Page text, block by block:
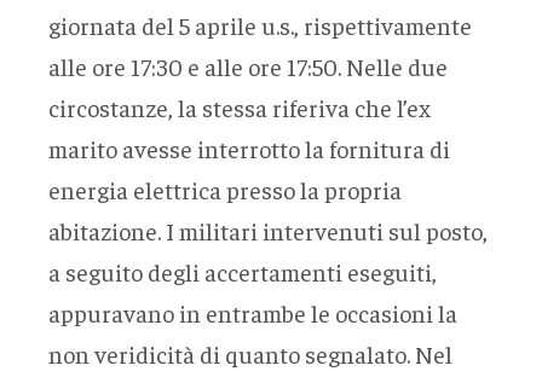
giornata del 5 aprile u.s., rispettivamente
alle ore 17:30 e alle ore 17:50. Nelle due
circostanze, la stessa riferiva che l’ex
marito avesse interrotto la fornitura di
energia elettrica presso la propria
abitazione. I militari intervenuti sul posto,
a seguito degli accertamenti eseguiti,
appuravano in entrambe le occasioni la
non veridicità di quanto segnalato. Nel